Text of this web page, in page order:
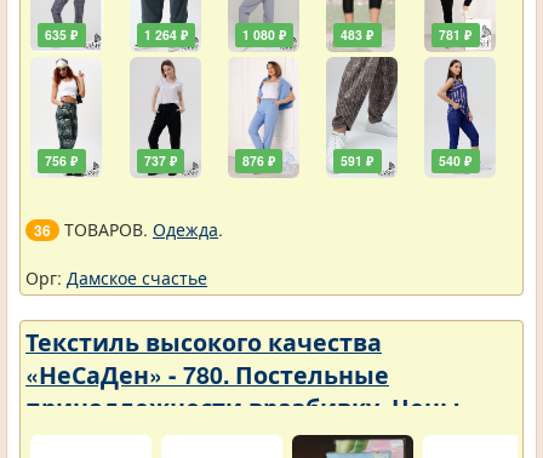
635 ₽
756 ₽
1 264 ₽
737 ₽
1 080 ₽
876 ₽
483 ₽
591 ₽
781 ₽
540 ₽
36 ТОВАРОВ. Одежда.
Орг: Дамское счастье
Текстиль высокого качества
«НеСаДен» - 780. Постельные
принадлежности вразбивку. Цены
упали